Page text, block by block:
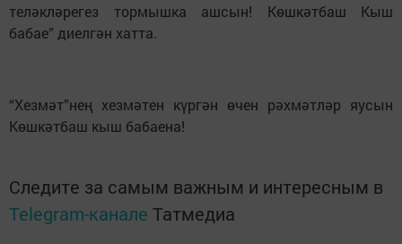
теләкләрегез тормышка ашсын! Көшкәтбаш Кыш
бабае” диелгән хатта.
“Хезмәт”нең хезмәтен күргән өчен рәхмәтләр яусын
Көшкәтбаш кыш бабаена!
Следите за самым важным и интересным в
Telegram-канале Татмедиа